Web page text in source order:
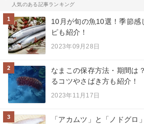
人気のある記事ランキング
1
10月が旬の魚10選！季節感
ピも紹介！
2023年09月28日
2
なまこの保存方法・期間は
るコツやさばき方も紹介！
2023年11月17日
3
「アカムツ」と「ノドグロ